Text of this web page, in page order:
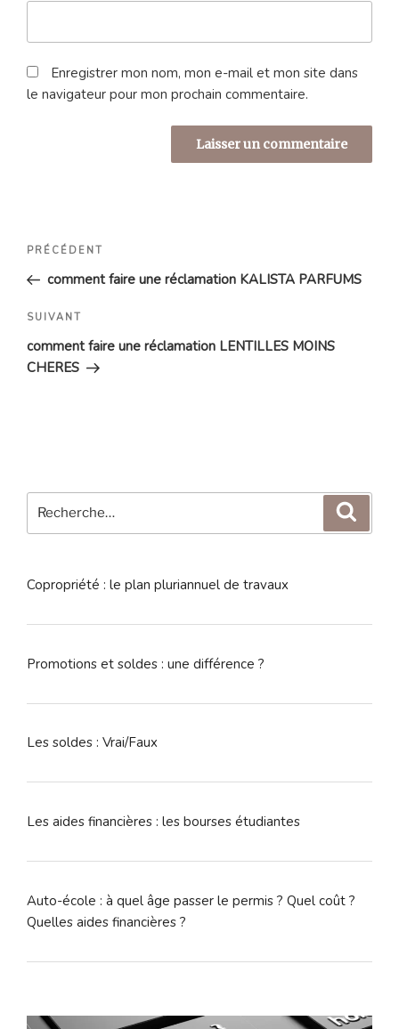
Enregistrer mon nom, mon e-mail et mon site dans
le navigateur pour mon prochain commentaire.
Navigation
l’article
Article
précédent
PRÉCÉDENT
comment faire une réclamation KALISTA PARFUMS
Article
suivant
SUIVANT
comment faire une réclamation LENTILLES MOINS
CHERES
pour
Copropriété : le plan pluriannuel de travaux
Promotions et soldes : une différence ?
Les soldes : Vrai/Faux
Les aides financières : les bourses étudiantes
Auto-école : à quel âge passer le permis ? Quel coût ?
Quelles aides financières ?